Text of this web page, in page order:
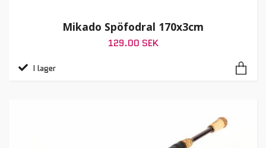
Mikado Spöfodral 170x3cm
129.00 SEK
I lager